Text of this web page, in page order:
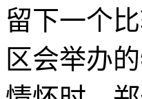
留下一个
区会举办